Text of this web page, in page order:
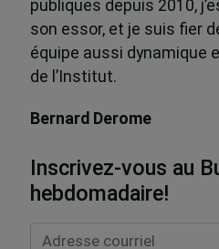
publiques depuis 2010,
son essor, et je suis fier
équipe aussi dynamique
de l’Institut.
Bernard Derome
Inscrivez-vous au
hebdomadaire!